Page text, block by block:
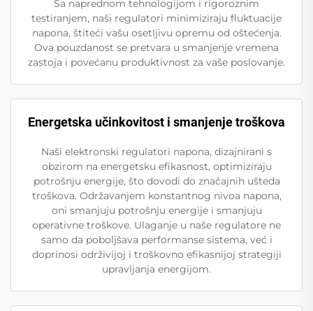
Sa naprednom tehnologijom i rigoroznim
testiranjem, naši regulatori minimiziraju fluktuacije
napona, štiteći vašu osetljivu opremu od oštećenja.
Ova pouzdanost se pretvara u smanjenje vremena
zastoja i povećanu produktivnost za vaše poslovanje.
Energetska učinkovitost i smanjenje troškova
Naši elektronski regulatori napona, dizajnirani s
obzirom na energetsku efikasnost, optimiziraju
potrošnju energije, što dovodi do značajnih ušteda
troškova. Održavanjem konstantnog nivoa napona,
oni smanjuju potrošnju energije i smanjuju
operativne troškove. Ulaganje u naše regulatore ne
samo da poboljšava performanse sistema, već i
doprinosi održivijoj i troškovno efikasnijoj strategiji
upravljanja energijom.